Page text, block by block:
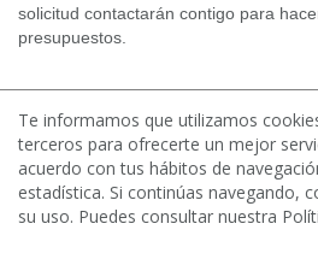
solicitud contactarán contigo para
presupuestos.
Te informamos que utilizamos
terceros para ofrecerte un mejor
acuerdo con tus hábitos de
estadística. Si continúas navegando,
su uso. Puedes consultar nuestra